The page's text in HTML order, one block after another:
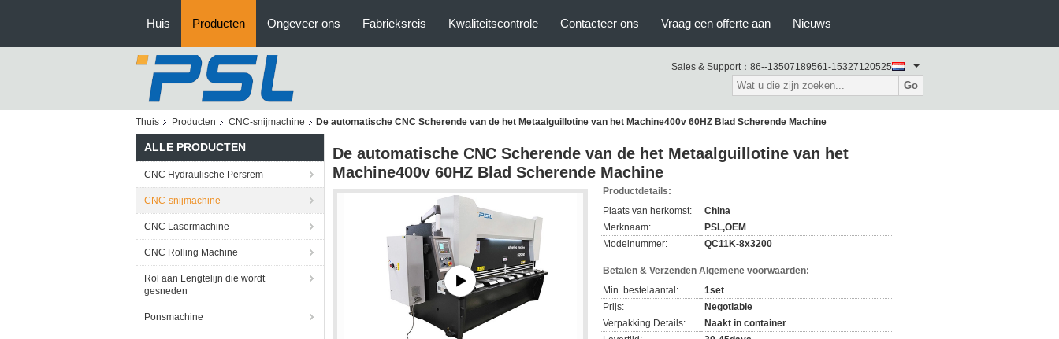
Huis Producten Ongeveer ons Fabrieksreis Kwaliteitscontrole Contacteer ons Vraag een offerte aan Nieuws
Sales & Support： 86--13507189561-15327120525
Go
Thuis Producten CNC-snijmachine De automatische CNC Scherende van de het Metaalguillotine van het Machine400v 60HZ Blad Scherende Machine
ALLE PRODUCTEN
CNC Hydraulische Persrem
CNC-snijmachine
CNC Lasermachine
CNC Rolling Machine
Rol aan Lengtelijn die wordt
gesneden
Ponsmachine
De automatische CNC Scherende van de het Metaalguillotine van het
Machine400v 60HZ Blad Scherende Machine
Productdetails:
Plaats van herkomst:
China
Merknaam:
PSL,OEM
Modelnummer:
QC11K-8x3200
Betalen & Verzenden Algemene voorwaarden:
Min. bestelaantal:
1set
Prijs:
Negotiable
Verpakking Details:
Naakt in container